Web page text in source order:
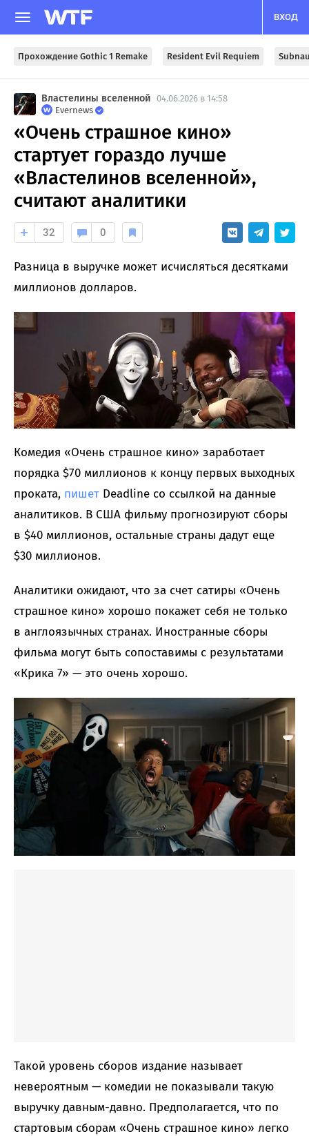
ВХОД
Прохождение Gothic 1 Remake Resident Evil Requiem
Властелины вселенной 04.06.2026 в 14:58
Evernews
«Очень страшное кино»
стартует гораздо лучше
«Властелинов вселенной»,
считают аналитики
32 0
Разница в выручке может исчисляться десятками
миллионов долларов.
Комедия «Очень страшное кино» заработает
порядка $70 миллионов к концу первых выходных
проката, пишет Deadline со ссылкой на данные
аналитиков. В США фильму прогнозируют сборы
в $40 миллионов, остальные страны дадут еще
$30 миллионов.
Аналитики ожидают, что за счет сатиры «Очень
страшное кино» хорошо покажет себя не только
в англоязычных странах. Иностранные сборы
фильма могут быть сопоставимы с результатами
«Крика 7» — это очень хорошо.
Такой уровень сборов издание называет
невероятным — комедии не показывали такую
выручку давным-давно. Предполагается, что по
стартовым сборам «Очень страшное кино» легко